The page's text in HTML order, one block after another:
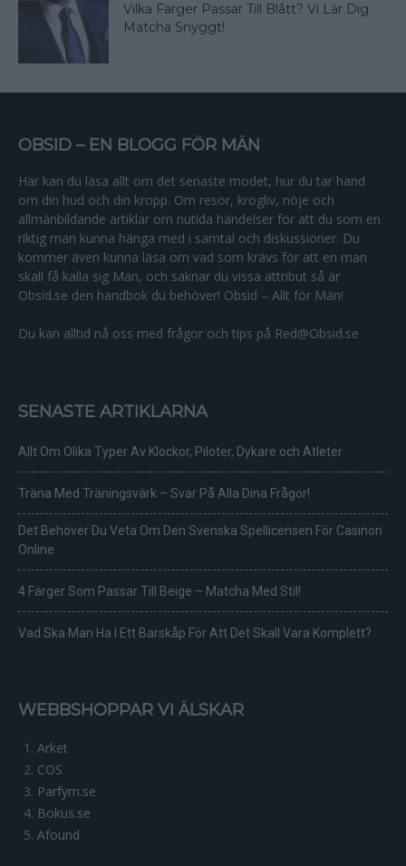
Vilka Färger Passar Till Blått? Vi Lär Dig
Matcha Snyggt!
OBSID – EN BLOGG FÖR MÄN
Här kan du läsa allt om det senaste modet, hur du tar hand
om din hud och din kropp. Om resor, krogliv, nöje och
allmänbildande artiklar om nutida händelser för att du som en
riktig man kunna hänga med i samtal och diskussioner. Du
kommer även kunna läsa om vad som krävs för att en man
skall få kalla sig Man, och saknar du vissa attribut så är
Obsid.se den handbok du behöver! Obsid – Allt för Män!
Du kan alltid nå oss med frågor och tips på Red@Obsid.se
SENASTE ARTIKLARNA
Allt Om Olika Typer Av Klockor, Piloter, Dykare och Atleter
Träna Med Träningsvärk – Svar På Alla Dina Frågor!
Det Behöver Du Veta Om Den Svenska Spellicensen För Casinon
Online
4 Färger Som Passar Till Beige – Matcha Med Stil!
Vad Ska Man Ha I Ett Barskåp För Att Det Skall Vara Komplett?
WEBBSHOPPAR VI ÄLSKAR
Arket
COS
Parfym.se
Bokus.se
Afound